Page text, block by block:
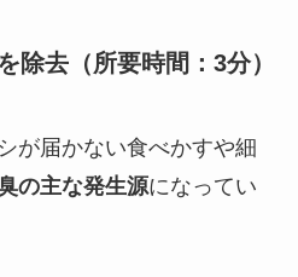
除去（所要時間：3分）
が届かない食べかすや細
の主な発生源になってい